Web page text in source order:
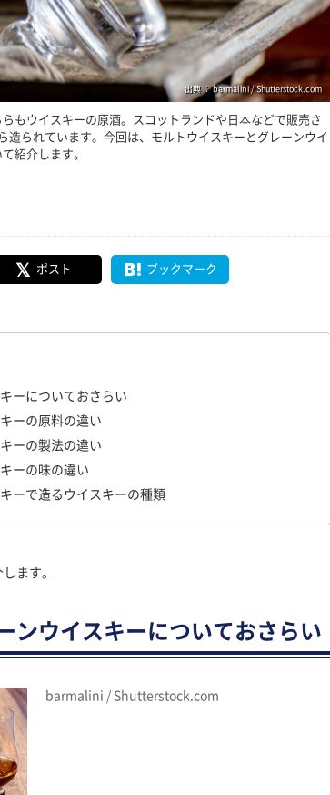
出典 ： barmalini / Shutterstock.com
もウイスキーの原酒。スコットランドや日本などで販売さ
造られています。今回は、モルトウイスキーとグレーンウイ
紹介します。
ポスト ブックマーク
ーについておさらい
ーの原料の違い
ーの製法の違い
ーの味の違い
ーで造るウイスキーの種類
ます。
ンウイスキーについておさらい
barmalini / Shutterstock.com